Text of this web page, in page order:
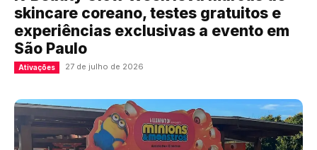
skincare coreano, testes gratuitos e
experiências exclusivas a evento em
São Paulo
Ativações 27 de julho de 2026